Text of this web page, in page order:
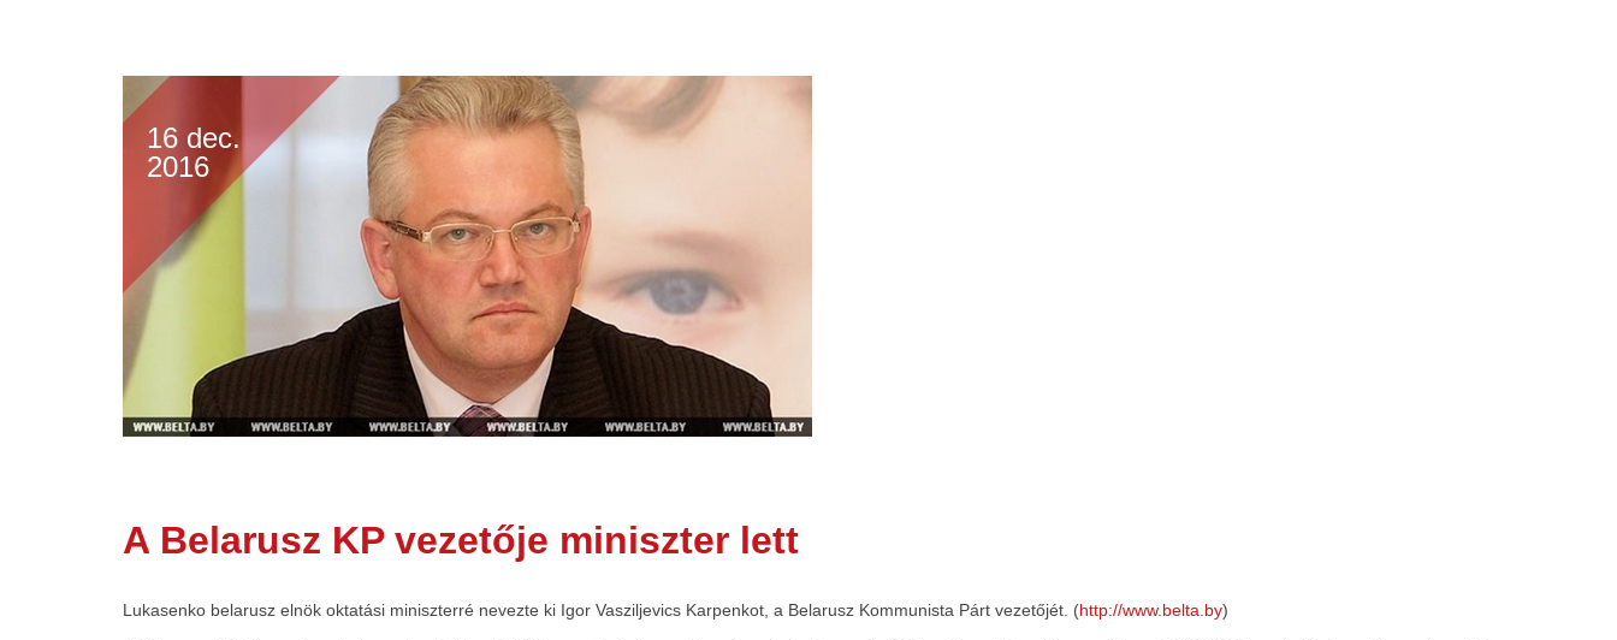
16 dec.
2016
A Belarusz KP vezetője miniszter lett
Lukasenko belarusz elnök oktatási miniszterré nevezte ki Igor Vasziljevics Karpenkot, a Belarusz Kommunista Párt vezetőjét. (http://www.belta.by)